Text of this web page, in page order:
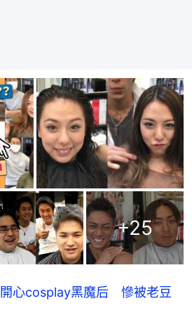
+25
開心cosplay黑魔后 慘被老豆